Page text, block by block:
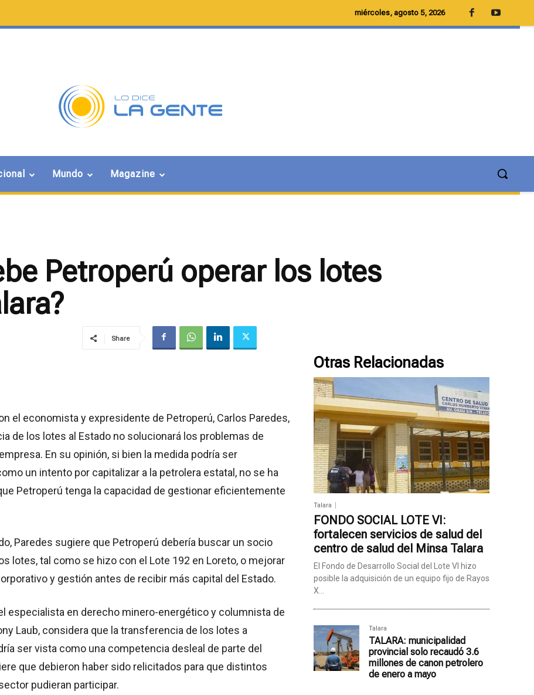
miércoles, agosto 5, 2026
Mundo Magazine
Petroperú operar los lotes
Share
el economista y expresidente de Petroperú, Carlos Paredes,
de los lotes al Estado no solucionará los problemas de
En su opinión, si bien la medida podría ser
un intento por capitalizar a la petrolera estatal, no se ha
Petroperú tenga la capacidad de gestionar eficientemente
Paredes sugiere que Petroperú debería buscar un socio
lotes, tal como se hizo con el Lote 192 en Loreto, o mejorar
y gestión antes de recibir más capital del Estado.
especialista en derecho minero-energético y columnista de
Laub, considera que la transferencia de los lotes a
ser vista como una competencia desleal de parte del
que debieron haber sido relicitados para que distintos
pudieran participar.
Otras Relacionadas
Talara
FONDO SOCIAL LOTE VI:
fortalecen servicios de salud del
centro de salud del Minsa Talara
El Fondo de Desarrollo Social del Lote VI hizo
posible la adquisición de un equipo fijo de Rayos
X...
Talara
TALARA: municipalidad
provincial solo recaudó 3.6
millones de canon petrolero
de enero a mayo